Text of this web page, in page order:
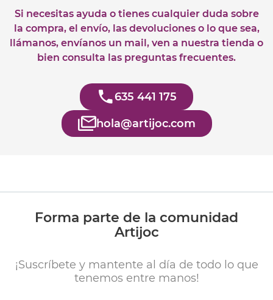
Si necesitas ayuda o tienes cualquier duda sobre
la compra, el envío, las devoluciones o lo que sea,
llámanos, envíanos un mail, ven a nuestra tienda o
bien consulta las preguntas frecuentes.
635 441 175
hola@artijoc.com
Forma parte de la comunidad
Artijoc
¡Suscríbete y mantente al día de todo lo que
tenemos entre manos!